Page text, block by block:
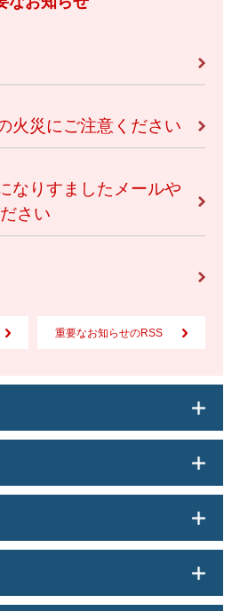
火災にご注意ください
なりすましたメールや
さい
重要なお知らせのRSS